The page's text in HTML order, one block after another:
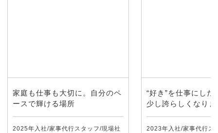
家庭も仕事も大切に。自分のペ
ースで輝ける場所
2025年入社/家事代行スタッフ/現場社
“好き”を仕事にした
少し誇らしくなり
2023年入社/家事代行ス